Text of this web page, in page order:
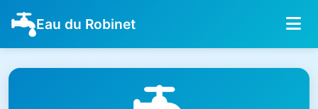
Eau du Robinet